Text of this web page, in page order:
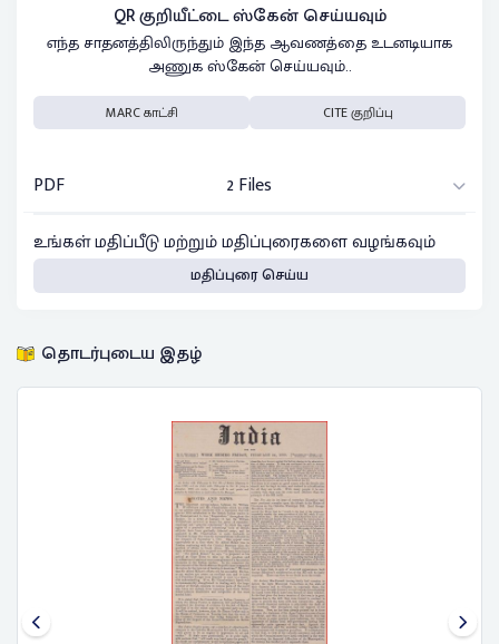
QR குறியீட்டை ஸ்கேன் செய்யவும்
எந்த சாதனத்திலிருந்தும் இந்த ஆவணத்தை உடனடியாக
அணுக ஸ்கேன் செய்யவும்..
MARC காட்சி CITE குறிப்பு
PDF
2 Files
உங்கள் மதிப்பீடு மற்றும் மதிப்புரைகளை வழங்கவும்
மதிப்புரை செய்ய
தொடர்புடைய இதழ்